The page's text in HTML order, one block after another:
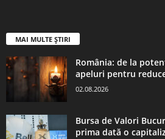
MAI MULTE ȘTIRI
România: de la
apeluri pentru
02.08.2026
Bursa de Valori
prima dată o